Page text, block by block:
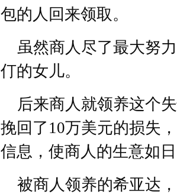
包的人回来领取。
虽然商人尽了最大努
仃的女儿。​
后来商人就领养这个
挽回了10万美元的损失
信息，使商人的生意如
被商人领养的希亚达